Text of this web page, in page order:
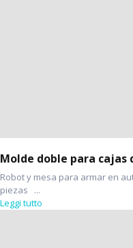
Molde doble para cajas
Robot y mesa para armar en
piezas ...
Leggi tutto